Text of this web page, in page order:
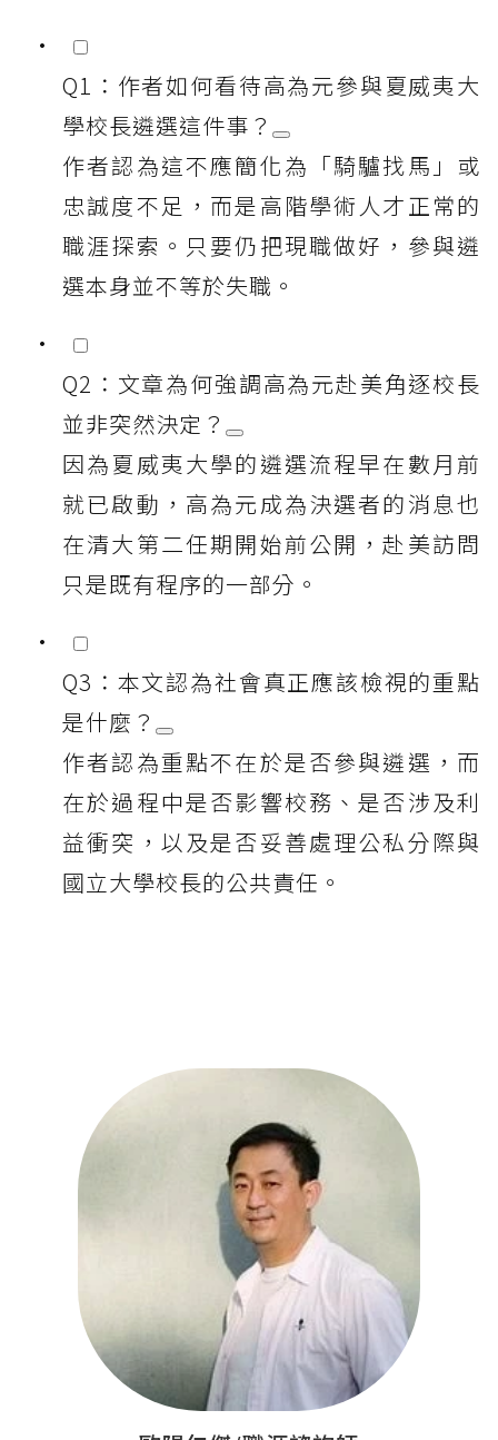
Q1：作者如何看待高為元參與夏威夷大
學校長遴選這件事？
作者認為這不應簡化為「騎驢找馬」或
忠誠度不足，而是高階學術人才正常的
職涯探索。只要仍把現職做好，參與遴
選本身並不等於失職。
Q2：文章為何強調高為元赴美角逐校長
並非突然決定？
因為夏威夷大學的遴選流程早在數月前
就已啟動，高為元成為決選者的消息也
在清大第二任期開始前公開，赴美訪問
只是既有程序的一部分。
Q3：本文認為社會真正應該檢視的重點
是什麼？
作者認為重點不在於是否參與遴選，而
在於過程中是否影響校務、是否涉及利
益衝突，以及是否妥善處理公私分際與
國立大學校長的公共責任。